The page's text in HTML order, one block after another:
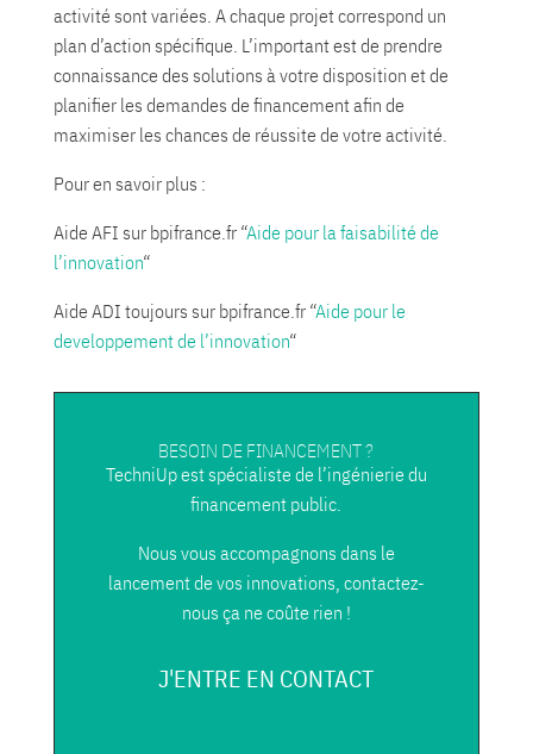
activité sont variées. A chaque projet correspond un
plan d’action spécifique. L’important est de prendre
connaissance des solutions à votre disposition et de
planifier les demandes de financement afin de
maximiser les chances de réussite de votre activité.
Pour en savoir plus :
Aide AFI sur bpifrance.fr “Aide pour la faisabilité de
l’innovation“
Aide ADI toujours sur bpifrance.fr “Aide pour le
developpement de l’innovation“
BESOIN DE FINANCEMENT ?
TechniUp est spécialiste de l’ingénierie du
financement public.
Nous vous accompagnons dans le
lancement de vos innovations, contactez-
nous ça ne coûte rien !
J'ENTRE EN CONTACT